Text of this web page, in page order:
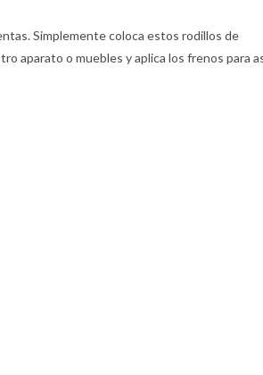
Simplemente coloca estos rodillos de
aparato o muebles y aplica los frenos para